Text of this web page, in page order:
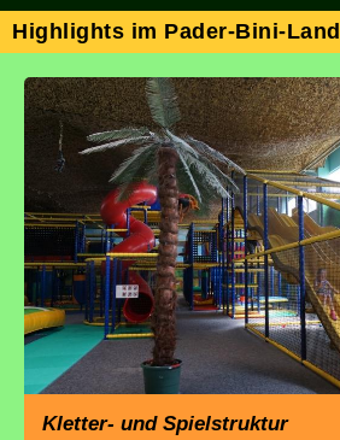
Highlights im Pader-Bini-Land
Kletter- und Spielstruktur